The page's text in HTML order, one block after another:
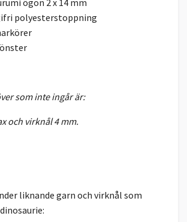
polyesterstoppning
som inte ingår är:
och virknål 4 mm.
liknande garn och virknål som